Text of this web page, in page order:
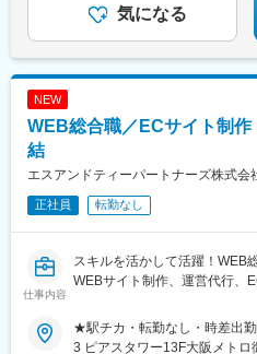
気になる
NEW
WEB総合職／ECサイト制
結
エスアンドティーパートナーズ株式会
正社員 転勤なし
仕事内容
スキルを活かして活躍！WEB
WEBサイト制作、運営代行、
★駅チカ・転勤なし・時差出
3 ピアスタワー13F大阪メト